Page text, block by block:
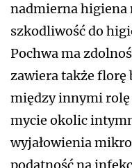
nadmierna higiena
szkodliwość do
Pochwa ma
zawiera także florę
między innymi
mycie okolic
wyjałowienia